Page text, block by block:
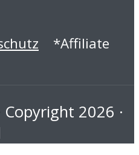
*Affiliate
Copyright 2026 ·